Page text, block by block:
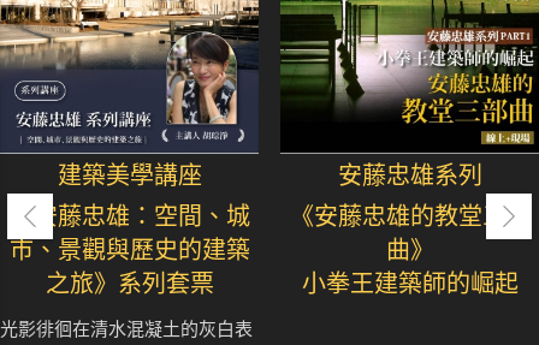
建築美學講座
《安藤忠雄：空間、城
市、景觀與歷史的建築
之旅》系列套票
光影徘徊在清水混凝土的灰白表
安藤忠雄系列
《安藤忠雄的教堂三部
曲》
小拳王建築師的崛起